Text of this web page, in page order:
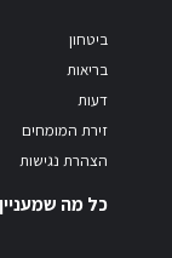
ביטחון
בריאות
דעות
זירת המומחים
הצהרת נגישות
כל מה שמעניין